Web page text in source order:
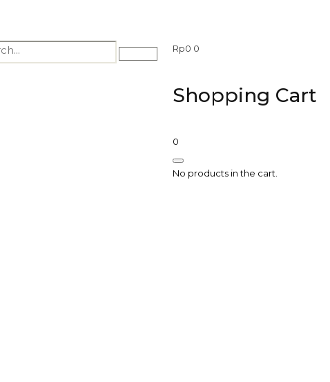
Rp0 0
Shopping Cart
0
No products in the cart.